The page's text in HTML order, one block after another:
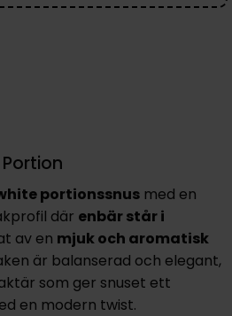
portionssnusmed en
där enbär står i
av en mjuk och aromatisk
är balanserad och elegant,
som ger snuset ett
en modern twist.